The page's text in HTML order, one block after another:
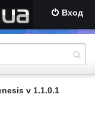
Вход
v 1.1.0.1